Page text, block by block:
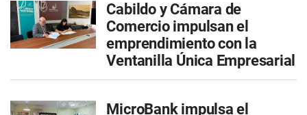
Cabildo y Cámara de
Comercio impulsan el
emprendimiento con la
Ventanilla Única Empresarial
MicroBank impulsa el